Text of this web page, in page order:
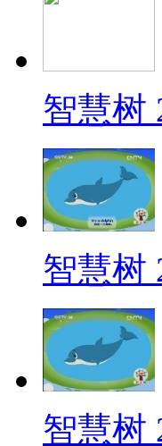
智慧树
智慧树
智慧树